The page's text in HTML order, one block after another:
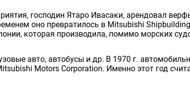
господин Ятаро Ивасаки, арендовал
оно превратилось в Mitsubishi
которая производила, помимо морских
авто, автобусы и др. В 1970 г.
Motors Corporation. Именно этот год